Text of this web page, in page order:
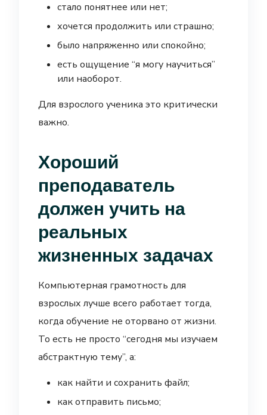
стало понятнее или нет;
хочется продолжить или страшно;
было напряженно или спокойно;
есть ощущение “я могу научиться”
или наоборот.
Для взрослого ученика это критически
важно.
Хороший
преподаватель
должен учить на
реальных
жизненных задачах
Компьютерная грамотность для
взрослых лучше всего работает тогда,
когда обучение не оторвано от жизни.
То есть не просто “сегодня мы изучаем
абстрактную тему”, а:
как найти и сохранить файл;
как отправить письмо;